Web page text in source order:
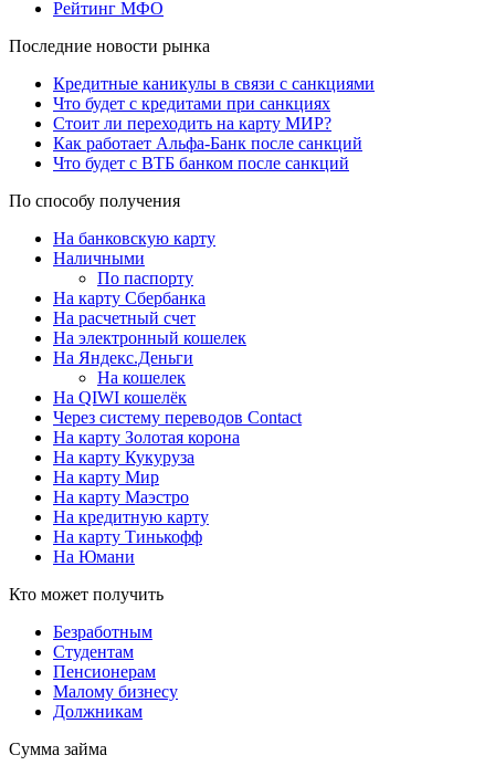
Рейтинг МФО
Последние новости рынка
Кредитные каникулы в связи с санкциями
Что будет с кредитами при санкциях
Стоит ли переходить на карту МИР?
Как работает Альфа-Банк после санкций
Что будет с ВТБ банком после санкций
По способу получения
На банковскую карту
Наличными
По паспорту
На карту Сбербанка
На расчетный счет
На электронный кошелек
На Яндекс.Деньги
На кошелек
На QIWI кошелёк
Через систему переводов Contact
На карту Золотая корона
На карту Кукуруза
На карту Мир
На карту Маэстро
На кредитную карту
На карту Тинькофф
На Юмани
Кто может получить
Безработным
Студентам
Пенсионерам
Малому бизнесу
Должникам
Сумма займа